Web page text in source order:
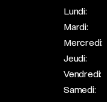
Lundi:
Mardi:
Mercredi:
Jeudi:
Vendredi:
Samedi: